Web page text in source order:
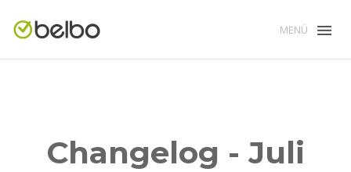
MENÜ
Changelog - Juli